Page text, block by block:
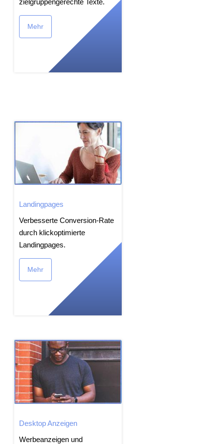
zielgruppengerechte Texte.
Mehr
Landingpages
Verbesserte Conversion-Rate
durch klickoptimierte
Landingpages.
Mehr
Desktop Anzeigen
Werbeanzeigen und